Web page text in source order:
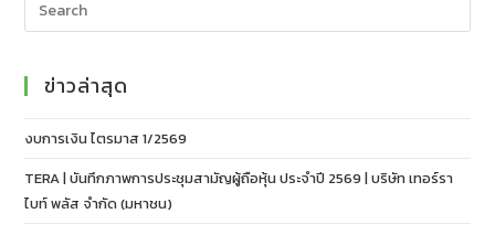
ข่าวล่าสุด
งบการเงิน ไตรมาส 1/2569
TERA | บันทึกภาพการประชุมสามัญผู้ถือหุ้น ประจำปี 2569 | บริษัท เทอร์รา
ไบท์ พลัส จำกัด (มหาชน)